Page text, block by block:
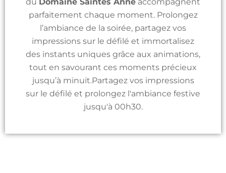
du Domaine Saintes Anne accompagnent
parfaitement chaque moment. Prolongez
l’ambiance de la soirée, partagez vos
impressions sur le défilé et immortalisez
des instants uniques grâce aux animations,
tout en savourant ces moments précieux
jusqu’à minuit.Partagez vos impressions
sur le défilé et prolongez l'ambiance festive
jusqu'à 00h30.